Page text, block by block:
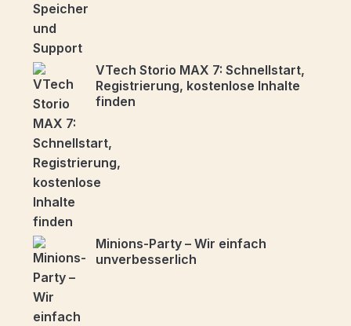
VTech Storio MAX 7: Schnellstart,
Registrierung, kostenlose Inhalte
finden
Minions-Party – Wir einfach
unverbesserlich